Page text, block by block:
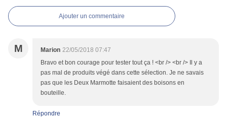
Ajouter un commentaire
M Marion 22/05/2018 07:47
Bravo et bon courage pour tester tout ça ! <br /> <br /> Il y a
pas mal de produits végé dans cette sélection. Je ne savais
pas que les Deux Marmotte faisaient des boisons en
bouteille.
Répondre